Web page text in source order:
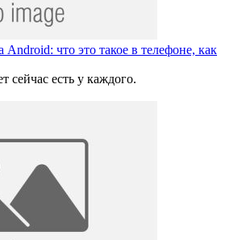
что это такое в телефоне, как
сейчас есть у каждого.